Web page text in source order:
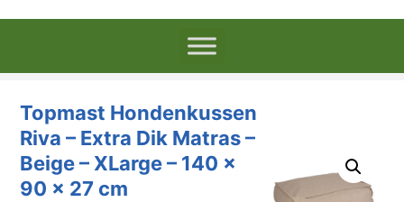
Topmast Hondenkussen
Riva – Extra Dik Matras –
Beige – XLarge – 140 x
90 x 27 cm